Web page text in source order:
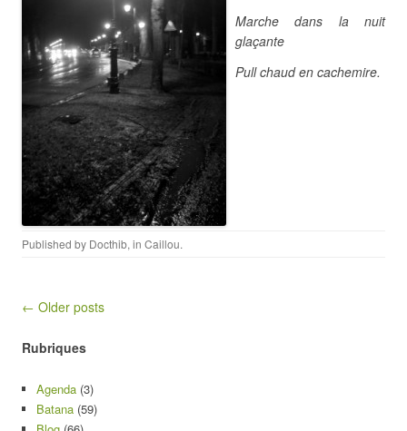
Marche dans la nuit
glaçante
Pull chaud en cachemire.
Published by Docthib, in Caillou.
Post navigation
← Older posts
Rubriques
Agenda (3)
Batana (59)